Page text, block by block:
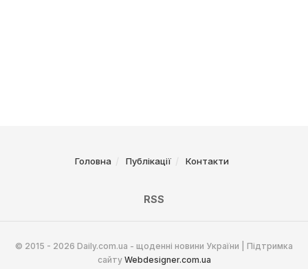
Головна Публікації Контакти
RSS
© 2015 - 2026 Daily.com.ua - щоденні новини України | Підтримка
сайту Webdesigner.com.ua